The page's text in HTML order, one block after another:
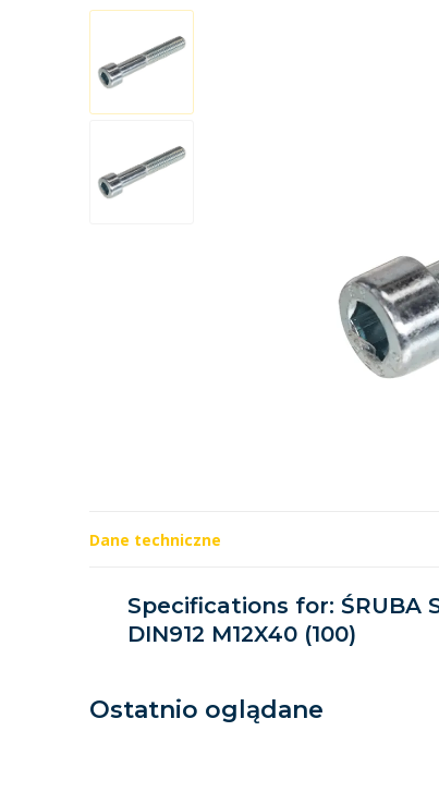
Dane techniczne
Specifications for: ŚRUBA
DIN912 M12X40 (100)
Ostatnio oglądane